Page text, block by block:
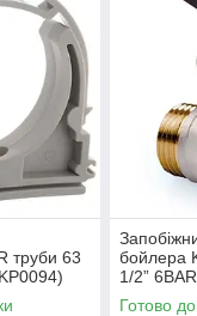
труби 63
бойлера
1/2”
(KR4764)
Готово